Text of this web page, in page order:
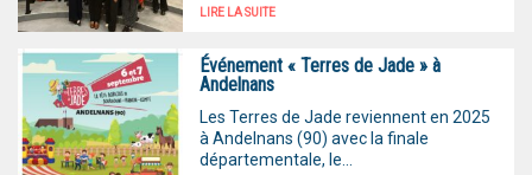
LIRE LA SUITE
Événement « Terres de Jade » à
Andelnans
Les Terres de Jade reviennent en 2025
à Andelnans (90) avec la finale
départementale, le...